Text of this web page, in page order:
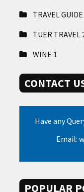
TRAVEL
TUER TRAVEL
WINE 1
CONTACT
Have any
Email:
POPULAR